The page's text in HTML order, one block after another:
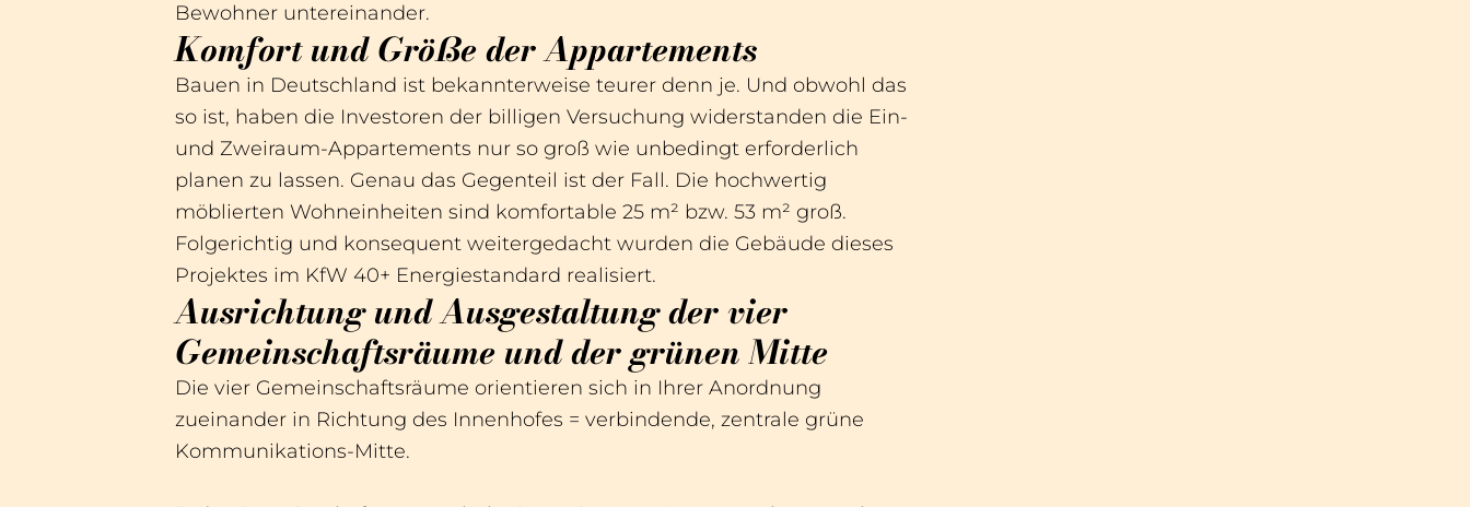
Bewohner untereinander.
Komfort und Größe der Appartements
Bauen in Deutschland ist bekannterweise teurer denn je. Und obwohl das
so ist, haben die Investoren der billigen Versuchung widerstanden die Ein-
und Zweiraum-Appartements nur so groß wie unbedingt erforderlich
planen zu lassen. Genau das Gegenteil ist der Fall. Die hochwertig
möblierten Wohneinheiten sind komfortable 25 m² bzw. 53 m² groß.
Folgerichtig und konsequent weitergedacht wurden die Gebäude dieses
Projektes im KfW 40+ Energiestandard realisiert.
Ausrichtung und Ausgestaltung der vier
Gemeinschaftsräume und der grünen Mitte
Die vier Gemeinschaftsräume orientieren sich in Ihrer Anordnung
zueinander in Richtung des Innenhofes = verbindende, zentrale grüne
Kommunikations-Mitte.